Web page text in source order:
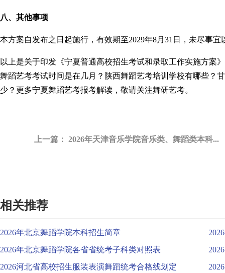
八、其他事项
本方案自发布之日起施行，有效期至2029年8月31日，未尽事宜
以上是关于印发《宁夏普通高校招生考试和录取工作实施方案
舞蹈艺考考试时间是在几月？ 陕西舞蹈艺考培训学校有哪些？
少 ？更多宁夏舞蹈艺考报考解读，敬请关注舞研艺考。
上一篇： 2026年天津音乐学院音乐类、舞蹈类本科...
相关推荐
2026年北京舞蹈学院本科招生简章
2026年北京舞蹈学院各省省统考子科类对照表
2026河北省高校招生服装表演舞蹈统考合格线划定